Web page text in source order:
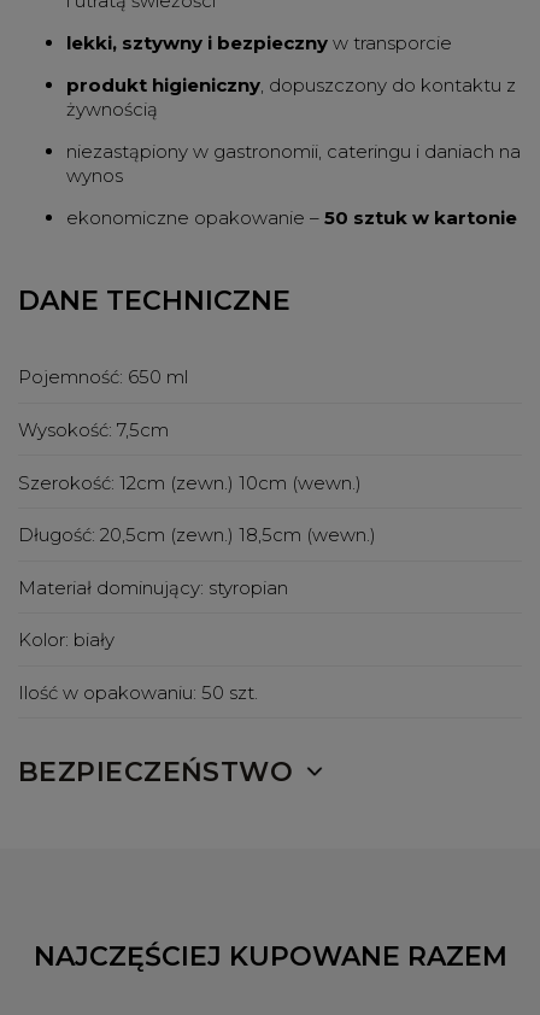
lekki, sztywny i bezpieczny w transporcie
produkt higieniczny, dopuszczony do kontaktu z
żywnością
niezastąpiony w gastronomii, cateringu i daniach na
wynos
ekonomiczne opakowanie – 50 sztuk w kartonie
DANE TECHNICZNE
Pojemność: 650 ml
Wysokość: 7,5cm
Szerokość: 12cm (zewn.) 10cm (wewn.)
Długość: 20,5cm (zewn.) 18,5cm (wewn.)
Materiał dominujący: styropian
Kolor: biały
Ilość w opakowaniu: 50 szt.
BEZPIECZEŃSTWO
NAJCZĘŚCIEJ KUPOWANE RAZEM